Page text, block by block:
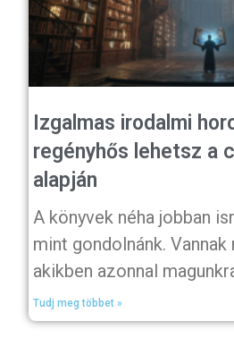
Izgalmas irodalmi
regényhős lehetsz a
alapján
A könyvek néha jobban
mint gondolnánk. Vannak
akikben azonnal
Tudj meg többet »